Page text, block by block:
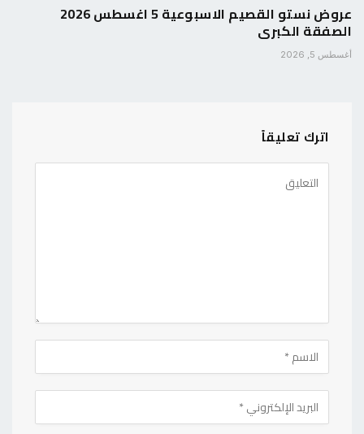
عروض نستو القصيم الاسبوعية 5 اغسطس 2026
الصفقة الكبرى
أغسطس 5, 2026
اترك تعليقاً